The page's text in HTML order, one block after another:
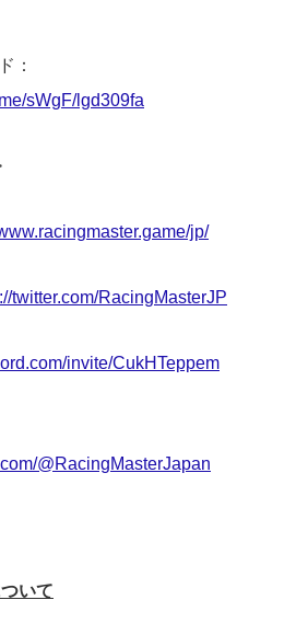
：
sWgF/lgd309fa
jp/
twitter.com/RacingMasterJP
invite/CukHTeppem
@RacingMasterJapan
いて